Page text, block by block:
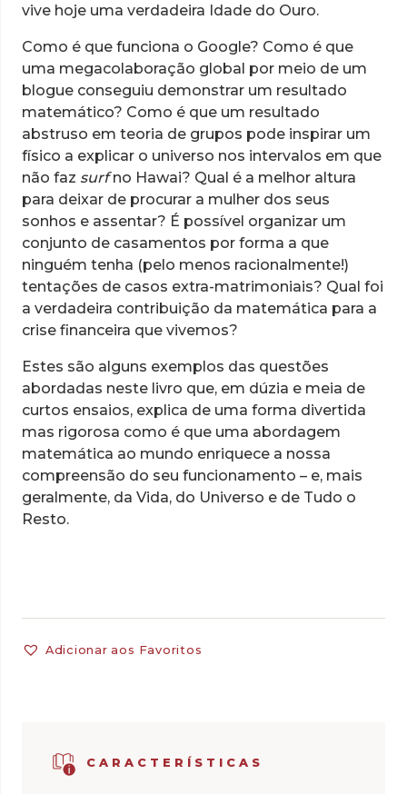
CARACTERÍSTICAS
vive hoje uma verdadeira Idade do Ouro.
Como é que funciona o Google? Como é que
uma megacolaboração global por meio de um
blogue conseguiu demonstrar um resultado
matemático? Como é que um resultado
abstruso em teoria de grupos pode inspirar um
físico a explicar o universo nos intervalos em que
não faz surfno Hawai? Qual é a melhor altura
para deixar de procurar a mulher dos seus
sonhos e assentar? É possível organizar um
conjunto de casamentos por forma a que
ninguém tenha (pelo menos racionalmente!)
tentações de casos extra-matrimoniais? Qual foi
a verdadeira contribuição da matemática para a
crise financeira que vivemos?
Estes são alguns exemplos das questões
abordadas neste livro que, em dúzia e meia de
curtos ensaios, explica de uma forma divertida
mas rigorosa como é que uma abordagem
matemática ao mundo enriquece a nossa
compreensão do seu funcionamento – e, mais
geralmente, da Vida, do Universo e de Tudo o
Resto.
Adicionar aos Favoritos